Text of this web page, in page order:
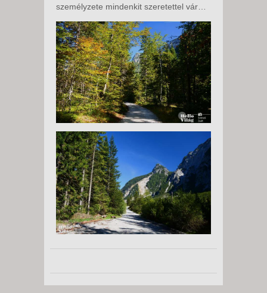
személyzete mindenkit szeretettel vár…